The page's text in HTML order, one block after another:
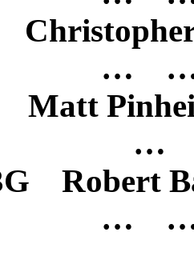
… …
Matt
…
Robert
… …